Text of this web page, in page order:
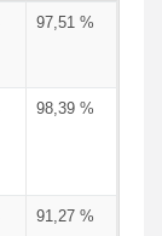
97,51 %
98,39 %
91,27 %